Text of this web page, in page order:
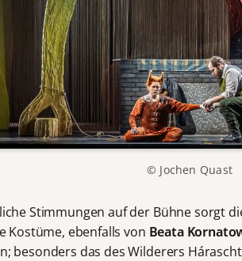
© Jochen Quast
Stimmungen auf der Bühne sorgt
Kostüme, ebenfalls von Beata
besonders das des Wilderers